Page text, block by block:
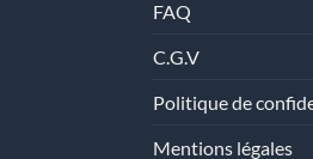
FAQ
C.G.V
Politique de
Mentions légales